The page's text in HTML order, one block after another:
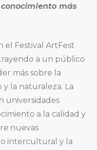
más
el Festival ArtFest
a un público
más sobre la
la naturaleza. La
universidades
a la calidad y
nuevas
intercultural y la